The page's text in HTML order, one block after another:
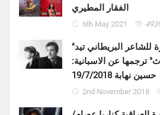
الفقار المطيري
6th May 2021
"القصيدة الأخيرة للشاعر البريطاني تيد
ترجمها عن الاسبانية:
حسين نهابة 19/7/2018
2nd November 2018